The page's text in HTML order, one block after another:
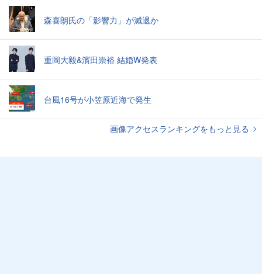
森喜朗氏の「影響力」が減退か
重岡大毅&濱田崇裕 結婚W発表
台風16号が小笠原近海で発生
画像アクセスランキングをもっと見る